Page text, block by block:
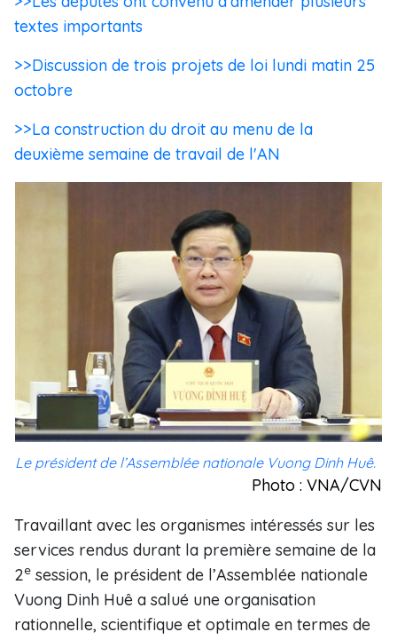
textes importants
>>Discussion de trois projets de loi lundi matin 25
octobre
>>La construction du droit au menu de la
deuxième semaine de travail de l'AN
Le président de l’Assemblée nationale Vuong Dinh Huê.
Photo : VNA/CVN
Travaillant avec les organismes intéressés sur les
services rendus durant la première semaine de la
2e session, le président de l’Assemblée nationale
Vuong Dinh Huê a salué une organisation
rationnelle, scientifique et optimale en termes de